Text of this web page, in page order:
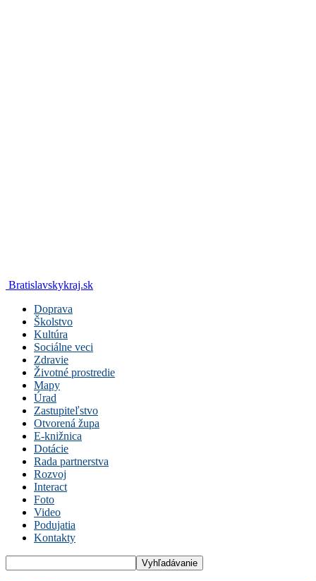
Bratislavskykraj.sk
Doprava
Školstvo
Kultúra
Sociálne veci
Zdravie
Životné prostredie
Mapy
Úrad
Zastupiteľstvo
Otvorená župa
E-knižnica
Dotácie
Rada partnerstva
Rozvoj
Interact
Foto
Video
Podujatia
Kontakty